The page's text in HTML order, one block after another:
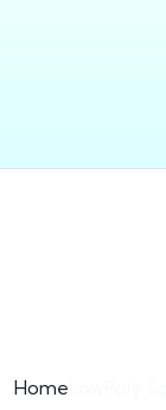
Home